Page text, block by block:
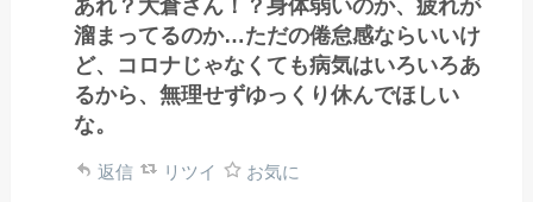
あれ？大倉さん！？身体弱いのか、疲れが
溜まってるのか…ただの倦怠感ならいいけ
ど、コロナじゃなくても病気はいろいろあ
るから、無理せずゆっくり休んでほしい
な。
返信 リツイ お気に